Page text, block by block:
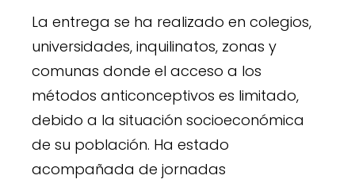
La entrega se ha realizado en colegios,
universidades, inquilinatos, zonas y
comunas donde el acceso a los
métodos anticonceptivos es limitado,
debido a la situación socioeconómica
de su población. Ha estado
acompañada de jornadas